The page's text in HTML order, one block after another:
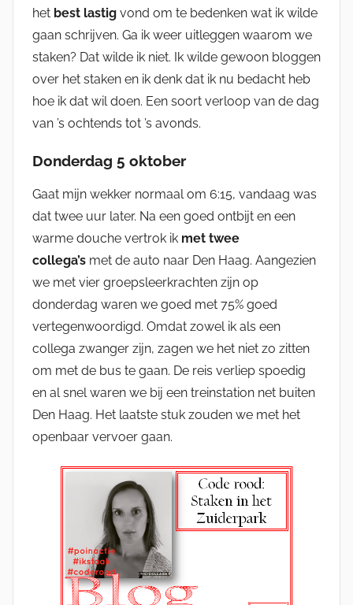
het best lastig vond om te bedenken wat ik wilde
gaan schrijven. Ga ik weer uitleggen waarom we
staken? Dat wilde ik niet. Ik wilde gewoon bloggen
over het staken en ik denk dat ik nu bedacht heb
hoe ik dat wil doen. Een soort verloop van de dag
van ’s ochtends tot ’s avonds.
Donderdag 5 oktober
Gaat mijn wekker normaal om 6:15, vandaag was
dat twee uur later. Na een goed ontbijt en een
warme douche vertrok ik met twee
collega’s met de auto naar Den Haag. Aangezien
we met vier groepsleerkrachten zijn op
donderdag waren we goed met 75% goed
vertegenwoordigd. Omdat zowel ik als een
collega zwanger zijn, zagen we het niet zo zitten
om met de bus te gaan. De reis verliep spoedig
en al snel waren we bij een treinstation net buiten
Den Haag. Het laatste stuk zouden we met het
openbaar vervoer gaan.